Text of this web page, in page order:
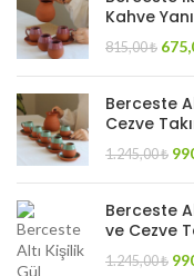
Kahve
815,00₺
Berceste
Cezve
1.245,00₺
Berceste
ve Cezve
1.245,00₺